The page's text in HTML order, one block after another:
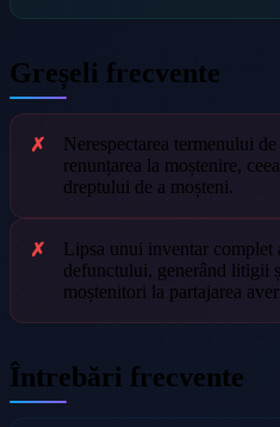
Greșeli frecvente
Nerespectarea termenului
renunțarea la moștenire,
dreptului de a moșteni.
Lipsa unui inventar
defunctului, generând litigii
moștenitori la partajarea
Întrebări frecvente